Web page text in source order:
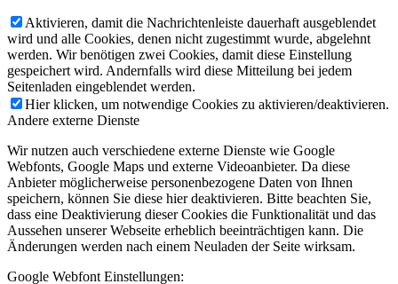
Aktivieren, damit die Nachrichtenleiste dauerhaft ausgeblendet
wird und alle Cookies, denen nicht zugestimmt wurde, abgelehnt
werden. Wir benötigen zwei Cookies, damit diese Einstellung
gespeichert wird. Andernfalls wird diese Mitteilung bei jedem
Seitenladen eingeblendet werden.
Hier klicken, um notwendige Cookies zu aktivieren/deaktivieren.
Andere externe Dienste
Wir nutzen auch verschiedene externe Dienste wie Google
Webfonts, Google Maps und externe Videoanbieter. Da diese
Anbieter möglicherweise personenbezogene Daten von Ihnen
speichern, können Sie diese hier deaktivieren. Bitte beachten Sie,
dass eine Deaktivierung dieser Cookies die Funktionalität und das
Aussehen unserer Webseite erheblich beeinträchtigen kann. Die
Änderungen werden nach einem Neuladen der Seite wirksam.
Google Webfont Einstellungen: